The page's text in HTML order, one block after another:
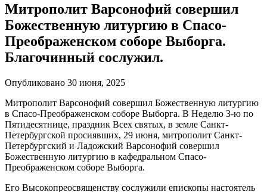
Митрополит Варсонофий совершил
Божественную литургию в Спасо-
Преображенском соборе Выборга.
Благочинный сослужил.
Опубликовано 30 июня, 2025
Митрополит Варсонофий совершил Божественную литургию
в Спасо-Преображенском соборе Выборга. В Неделю 3-ю по
Пятидесятнице, праздник Всех святых, в земле Санкт-
Петербургской просиявших, 29 июня, митрополит Санкт-
Петербургский и Ладожский Варсонофий совершил
Божественную литургию в кафедральном Спасо-
Преображенском соборе Выборга.
Его Высокопреосвященству сослужили епископы настоятель